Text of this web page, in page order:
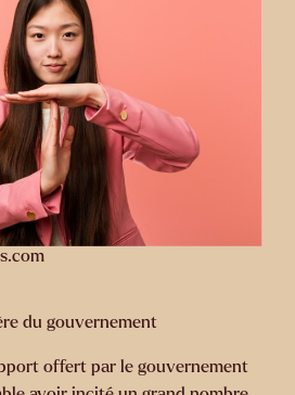
du gouvernement
offert par le gouvernement